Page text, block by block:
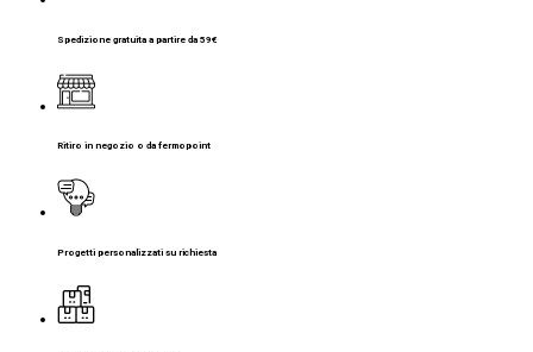
Spedizione gratuita a partire da 59€
Ritiro in negozio o da fermopoint
Progetti personalizzati su richiesta